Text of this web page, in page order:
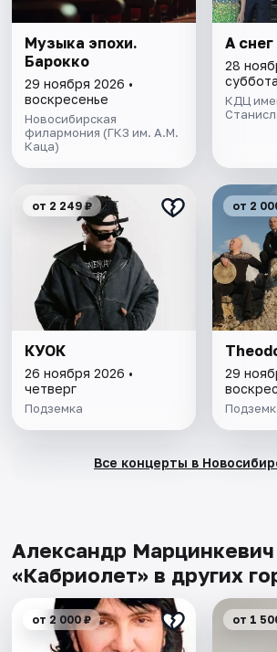
Музыка эпохи.
Барокко
29 ноября 2026 •
воскресенье
Новосибирская
филармония (ГКЗ им. А.М.
Каца)
А
28
суббота
КДЦ
от 2 249 ₽
КУОК
26 ноября 2026 •
четверг
Подземка
от 2
29
Все концерты в
Александр Марцинкевич
«Кабриолет» в других
от 2 000 ₽ от 1